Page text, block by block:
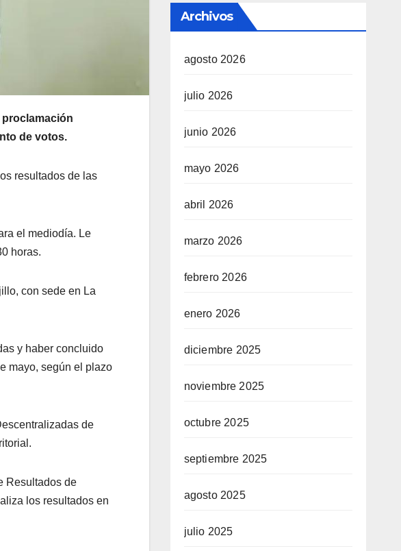
de votos.
resultados de las
el mediodía. Le
horas.
con sede en La
y haber concluido
mayo, según el plazo
de
Resultados de
los resultados en
Archivos
agosto 2026
julio 2026
junio 2026
mayo 2026
abril 2026
marzo 2026
febrero 2026
enero 2026
diciembre 2025
noviembre 2025
octubre 2025
septiembre 2025
agosto 2025
julio 2025